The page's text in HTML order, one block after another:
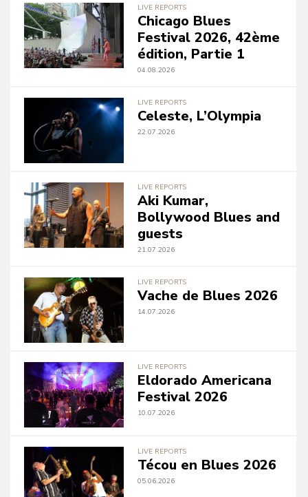
LIVE REPORTS
Chicago Blues
Festival 2026, 42ème
édition, Partie 1
04.08.2026
LIVE REPORTS
Celeste, L’Olympia
22.07.2026
LIVE REPORTS
Aki Kumar,
Bollywood Blues and
guests
21.07.2026
LIVE REPORTS
Vache de Blues 2026
14.07.2026
LIVE REPORTS
Eldorado Americana
Festival 2026
10.07.2026
LIVE REPORTS
Técou en Blues 2026
05.06.2026